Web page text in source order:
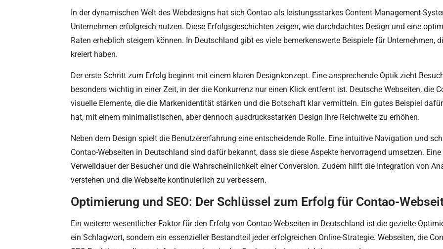
In der dynamischen Welt des Webdesigns hat sich Contao als leistungsstarkes Content-Management-
Unternehmen erfolgreich nutzen. Diese Erfolgsgeschichten zeigen, wie durchdachtes Design und eine
Raten erheblich steigern können. In Deutschland gibt es viele bemerkenswerte Beispiele für Unternehmen,
kreiert haben.
Der erste Schritt zum Erfolg beginnt mit einem klaren Designkonzept. Eine ansprechende Optik zieht
besonders wichtig in einer Zeit, in der die Konkurrenz nur einen Klick entfernt ist. Deutsche Webseiten, die
visuelle Elemente, die die Markenidentität stärken und die Botschaft klar vermitteln. Ein gutes Beispiel
hat, mit einem minimalistischen, aber dennoch ausdrucksstarken Design ihre Reichweite zu erhöhen.
Neben dem Design spielt die Benutzererfahrung eine entscheidende Rolle. Eine intuitive Navigation und
Contao-Webseiten in Deutschland sind dafür bekannt, dass sie diese Aspekte hervorragend umsetzen.
Verweildauer der Besucher und die Wahrscheinlichkeit einer Conversion. Zudem hilft die Integration von
verstehen und die Webseite kontinuierlich zu verbessern.
Optimierung und SEO: Der Schlüssel zum Erfolg für Contao-
Ein weiterer wesentlicher Faktor für den Erfolg von Contao-Webseiten in Deutschland ist die gezielte
ein Schlagwort, sondern ein essenzieller Bestandteil jeder erfolgreichen Online-Strategie. Webseiten, die